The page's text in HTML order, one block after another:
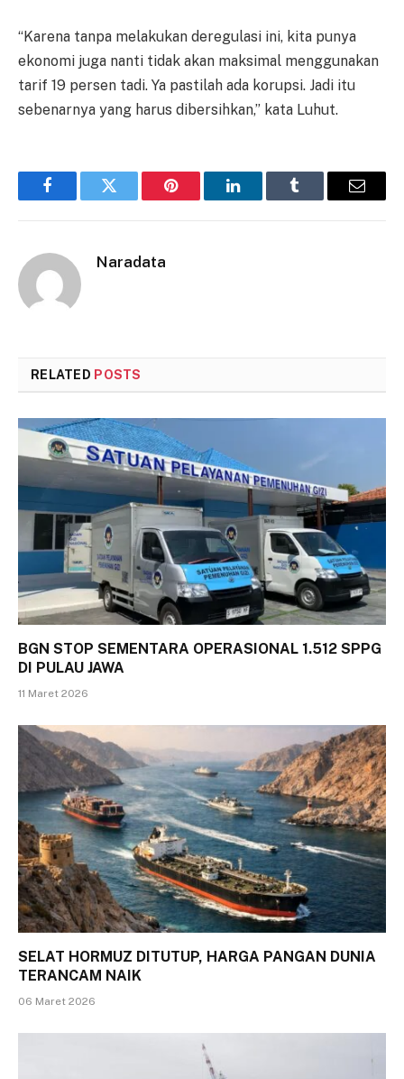
“Karena tanpa melakukan deregulasi ini, kita punya
ekonomi juga nanti tidak akan maksimal menggunakan
tarif 19 persen tadi. Ya pastilah ada korupsi. Jadi itu
sebenarnya yang harus dibersihkan,” kata Luhut.
FacebookTwitter Pinterest LinkedInTumblr Email
Naradata
RELATED POSTS
BGN STOP SEMENTARA OPERASIONAL 1.512 SPPG
DI PULAU JAWA
11 Maret 2026
SELAT HORMUZ DITUTUP, HARGA PANGAN DUNIA
TERANCAM NAIK
06 Maret 2026